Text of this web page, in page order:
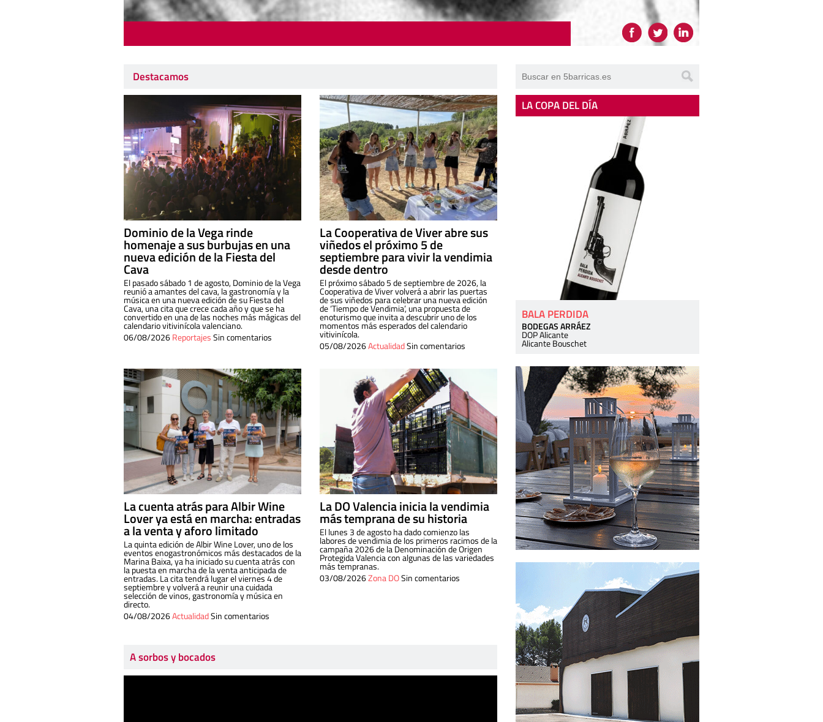
Destacamos
Dominio de la Vega rinde
homenaje a sus burbujas en una
nueva edición de la Fiesta del
Cava
El pasado sábado 1 de agosto, Dominio de la Vega
reunió a amantes del cava, la gastronomía y la
música en una nueva edición de su Fiesta del
Cava, una cita que crece cada año y que se ha
convertido en una de las noches más mágicas del
calendario vitivinícola valenciano.
06/08/2026ReportajesSin comentarios
La Cooperativa de Viver abre sus
viñedos el próximo 5 de
septiembre para vivir la vendimia
desde dentro
El próximo sábado 5 de septiembre de 2026, la
Cooperativa de Viver volverá a abrir las puertas
de sus viñedos para celebrar una nueva edición
de ‘Tiempo de Vendimia’, una propuesta de
enoturismo que invita a descubrir uno de los
momentos más esperados del calendario
vitivinícola.
05/08/2026ActualidadSin comentarios
La cuenta atrás para Albir Wine
Lover ya está en marcha: entradas
a la venta y aforo limitado
La quinta edición de Albir Wine Lover, uno de los
eventos enogastronómicos más destacados de la
Marina Baixa, ya ha iniciado su cuenta atrás con
la puesta en marcha de la venta anticipada de
entradas. La cita tendrá lugar el viernes 4 de
septiembre y volverá a reunir una cuidada
selección de vinos, gastronomía y música en
directo.
04/08/2026ActualidadSin comentarios
La DO Valencia inicia la vendimia
más temprana de su historia
El lunes 3 de agosto ha dado comienzo las
labores de vendimia de los primeros racimos de la
campaña 2026 de la Denominación de Origen
Protegida Valencia con algunas de las variedades
más tempranas.
03/08/2026Zona DOSin comentarios
A sorbos y bocados
LA COPA DEL DÍA
BALA PERDIDA
BODEGAS ARRÁEZ
DOP Alicante
Alicante Bouschet